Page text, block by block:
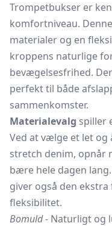
Trompetbukser er
komfortniveau.
materialer og en
kroppens naturlige
bevægelsesfrihed.
perfekt til både
sammenkomster.
Materialevalg spiller
Ved at vælge et let
stretch denim, opnår
bære hele dagen
giver også den
fleksibilitet.
Bomuld- Naturligt og